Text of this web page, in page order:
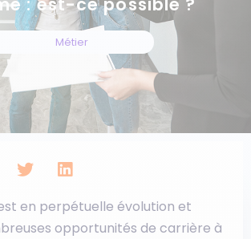
Métier
en perpétuelle évolution et
opportunités de carrière à